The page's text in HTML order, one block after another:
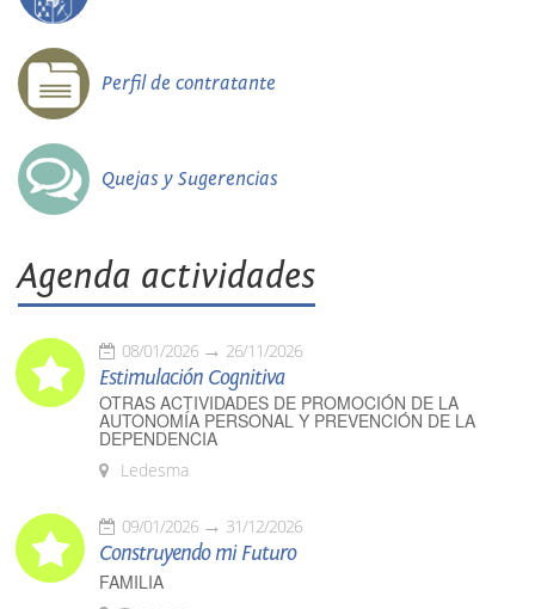
Perfil de contratante
Quejas y Sugerencias
Agenda actividades
08/01/2026 26/11/2026
Estimulación Cognitiva
OTRAS ACTIVIDADES DE PROMOCIÓN DE LA
AUTONOMÍA PERSONAL Y PREVENCIÓN DE LA
DEPENDENCIA
Ledesma
09/01/2026 31/12/2026
Construyendo mi Futuro
FAMILIA